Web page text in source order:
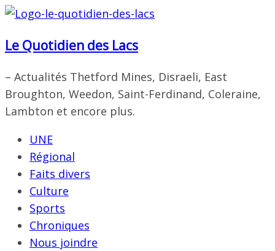
Passer
contenu
Le Quotidien des Lacs
– Actualités Thetford Mines, Disraeli, East
Broughton, Weedon, Saint-Ferdinand, Coleraine,
Lambton et encore plus.
UNE
Régional
Faits divers
Culture
Sports
Chroniques
Nous joindre